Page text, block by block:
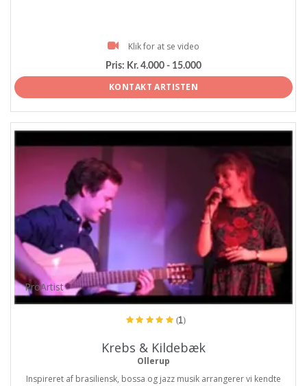
Klik for at se video
Pris: Kr. 4.000 - 15.000
KONTAKT ARTISTEN
ProArtist
(1)
Krebs & Kildebæk
Ollerup
Inspireret af brasiliensk, bossa og jazz musik arrangerer vi kendte